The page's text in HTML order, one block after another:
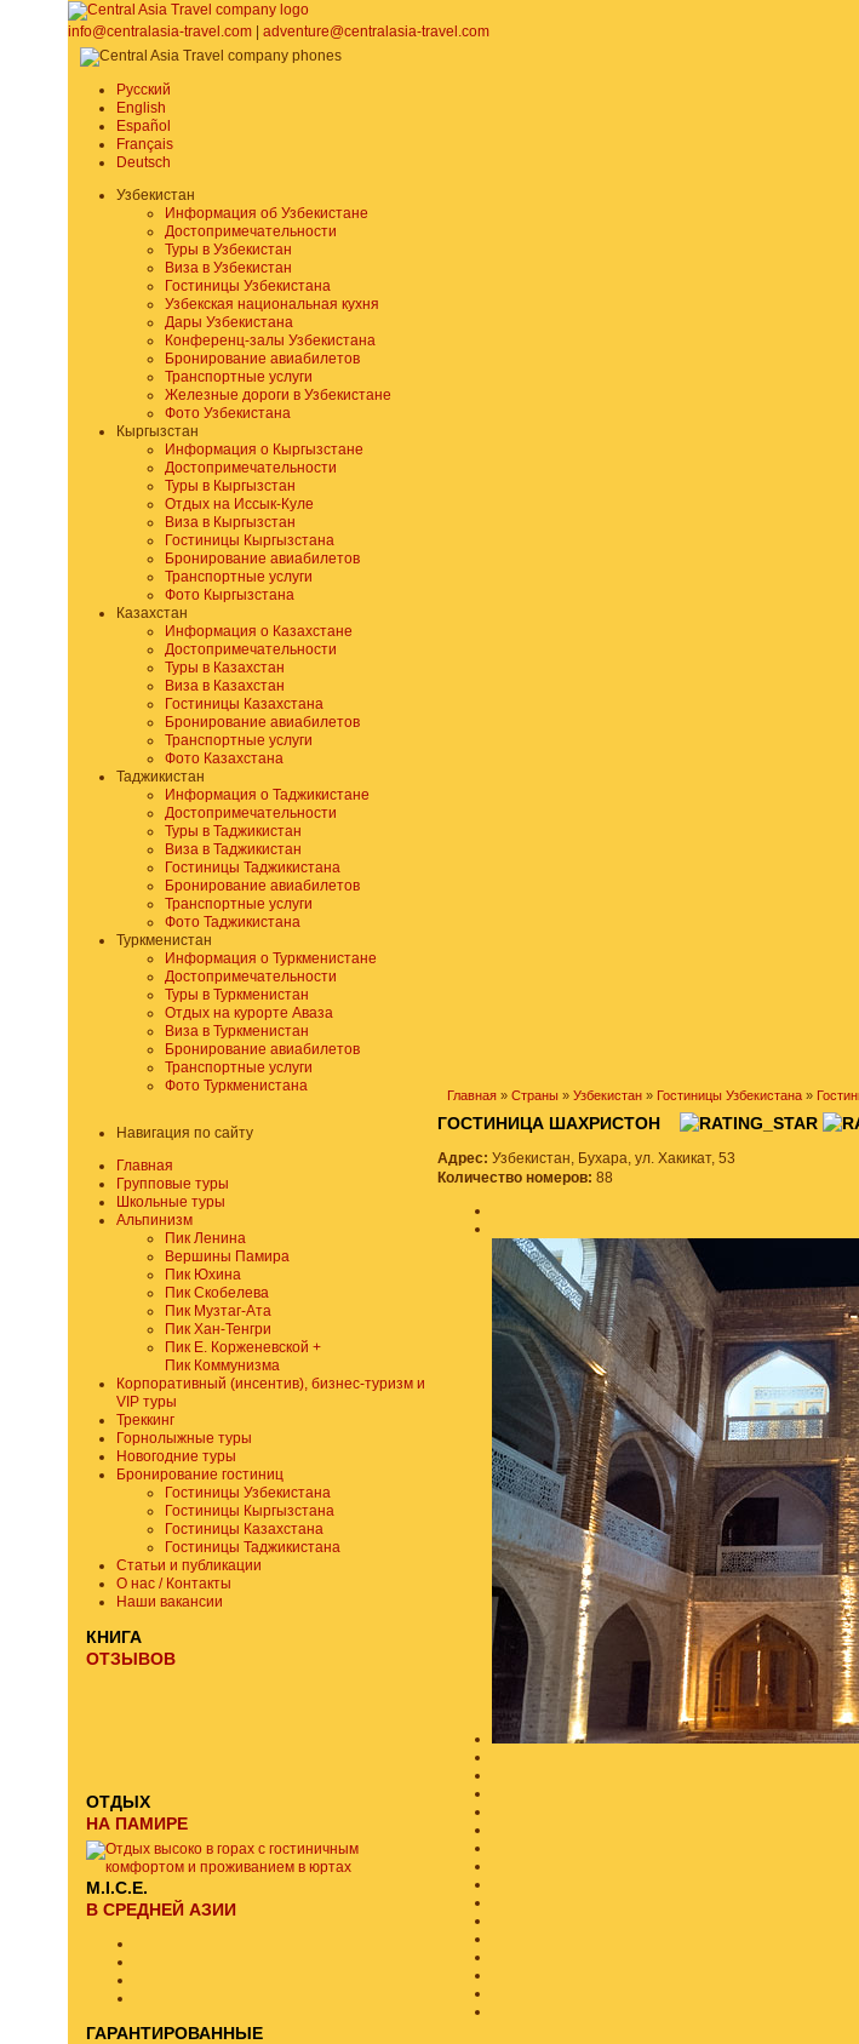
info@centralasia-travel.com adventure@centralasia-travel.com
Русский
English
Español
Français
Deutsch
Узбекистан
Информация об Узбекистане
Достопримечательности
Туры в Узбекистан
Виза в Узбекистан
Гостиницы Узбекистана
Узбекская национальная кухня
Дары Узбекистана
Конференц-залы Узбекистана
Бронирование авиабилетов
Транспортные услуги
Железные дороги в Узбекистане
Фото Узбекистана
Кыргызстан
Информация о Кыргызстане
Достопримечательности
Туры в Кыргызстан
Отдых на Иссык-Куле
Виза в Кыргызстан
Гостиницы Кыргызстана
Бронирование авиабилетов
Транспортные услуги
Фото Кыргызстана
Казахстан
Информация о Казахстане
Достопримечательности
Туры в Казахстан
Виза в Казахстан
Гостиницы Казахстана
Бронирование авиабилетов
Транспортные услуги
Фото Казахстана
Таджикистан
Информация о Таджикистане
Достопримечательности
Туры в Таджикистан
Виза в Таджикистан
Гостиницы Таджикистана
Бронирование авиабилетов
Транспортные услуги
Фото Таджикистана
Туркменистан
Информация о Туркменистане
Достопримечательности
Туры в Туркменистан
Отдых на курорте Аваза
Виза в Туркменистан
Бронирование авиабилетов
Транспортные услуги
Фото Туркменистана
Главная » Страны » Узбекистан » Гостиницы Узбекистана »
ГОСТИНИЦА ШАХРИСТОН
Адрес: Узбекистан, Бухара, ул. Хакикат, 53
Количество номеров: 88
Навигация по сайту
Главная
Групповые туры
Школьные туры
Альпинизм
Пик Ленина
Вершины Памира
Пик Юхина
Пик Скобелева
Пик Музтаг-Ата
Пик Хан-Тенгри
Пик Е. Корженевской +
Пик Коммунизма
Корпоративный (инсентив), бизнес-туризм и
VIP туры
Треккинг
Горнолыжные туры
Новогодние туры
Бронирование гостиниц
Гостиницы Узбекистана
Гостиницы Кыргызстана
Гостиницы Казахстана
Гостиницы Таджикистана
Статьи и публикации
О нас / Контакты
Наши вакансии
КНИГА
ОТЗЫВОВ
ОТДЫХ
НА ПАМИРЕ
M.I.C.E.
В СРЕДНЕЙ АЗИИ
ГАРАНТИРОВАННЫЕ